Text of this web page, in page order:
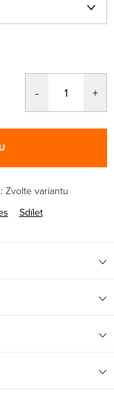
Zvolte variantu
Sdílet